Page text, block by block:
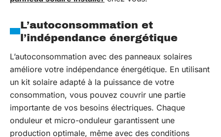
L’autoconsommation et
l’indépendance énergétique
L’autoconsommation avec des panneaux solaires
améliore votre indépendance énergétique. En utilisant
un kit solaire adapté à la puissance de votre
consommation, vous pouvez couvrir une partie
importante de vos besoins électriques. Chaque
onduleur et micro-onduleur garantissent une
production optimale, même avec des conditions